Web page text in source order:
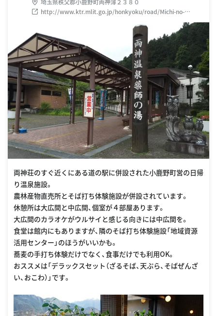
埼玉県秩父郡小鹿野町両神薄２３８０
http://www.ktr.mlit.go.jp/honkyoku/road/Michi-no-
両神荘のすぐ近くにある道の駅に併設された小鹿野町営の日帰
り温泉施設。
農林産物直売所とそば打ち体験施設が併設されています。
休憩所は大広間と中広間、個室が４部屋あります。
大広間のカラオケがウルサイと感じる向きには中広間を。
食堂は館内にもありますが、隣のそば打ち体験施設「地域資源
活用センター」のほうがいいかも。
蕎麦の手打ち体験だけでなく、食事だけでも利用OK。
おススメは「デラックスセット（ざるそば、天ぷら、そばぜんざ
い、おこわ）」です。